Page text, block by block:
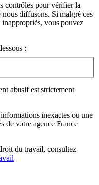
contrôles pour vérifier la
diffusons. Si malgré ces
inappropriés, vous pouvez
:
abusif est strictement
informations inexactes ou une
de votre agence France
du travail, consultez